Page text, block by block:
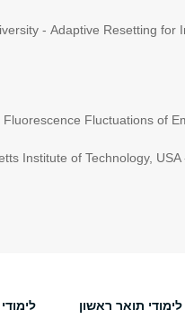
- Adaptive Resetting
Fluctuations of
Institute of Technology,
לימודי תואר ראשון